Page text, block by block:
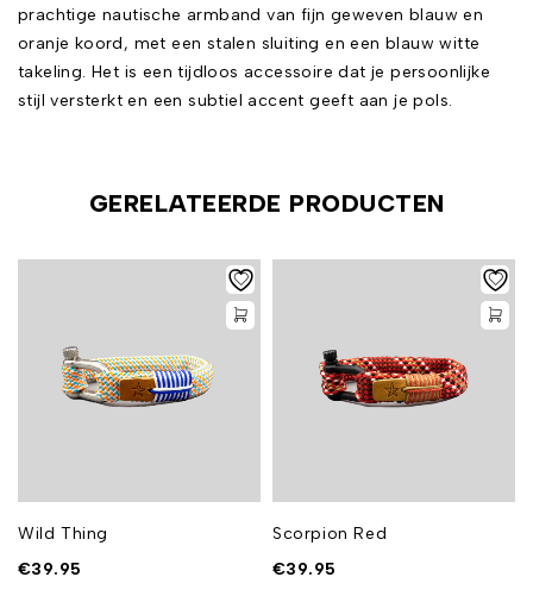
prachtige nautische armband van fijn geweven blauw en
oranje koord, met een stalen sluiting en een blauw witte
takeling. Het is een tijdloos accessoire dat je persoonlijke
stijl versterkt en een subtiel accent geeft aan je pols.
GERELATEERDE PRODUCTEN
Wild Thing
€39.95
Scorpion Red
€39.95